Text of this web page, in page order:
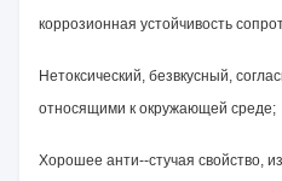
коррозионная устойчивость
Нетоксический, безвкусный,
относящими к окружающей среде;
Хорошее анти--стучая свойство,